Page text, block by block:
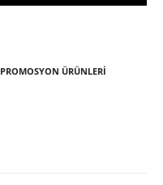
PROMOSYON ÜRÜNLERİ